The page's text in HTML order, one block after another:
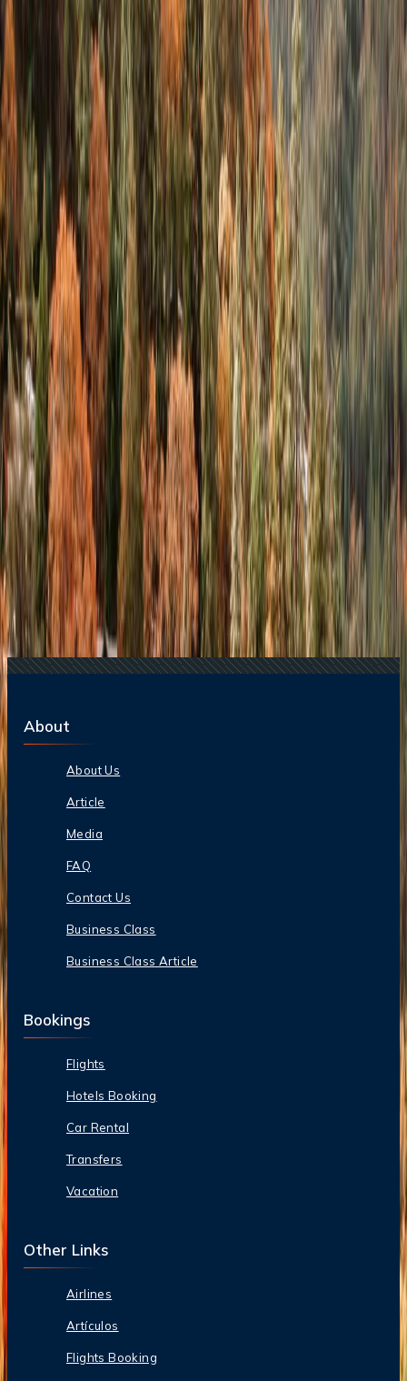
Atención al cliente 24/7
Cancelación
Experto en hoteles
Confirmación de reserva
+1-240-523-4500
Recent Blogs de viajes
22 Jun, 2026
La Copa Mundial de la FIFA: 10 Trucos Para
Cuidar tu Bolsillo
25 Jul, 2026 De Italia a Japón: 10 destinos icónicos que son
merecen la pena explorar
29 Jun, 2026
10 cosas que hacer en Londres durante
Wimbledon 2026
24 Jun, 2026
Wimbledon 2026: la guía completa para
planificar tu viaje al Grand Slam
23 Jun, 2026
10 Errores Que Encarecen Los Viajes A La
Copa Mundial De La FIFA
Blogs de viajes relacionados
25 Aug, 2025 De EE. UU. A Sudamérica: Las Mejores
Ciudades Para Visitar Con Un Presupuesto Ajustado
27 Aug, 2025 ¿Cómo Encontrar Las Mejores Ofertas De
Vuelos Desde EE. UU. A Europa?
25 May, 2026
Las Mejores Escapadas Invernales De Estados
Unidos En Todo El Mundo
10 Oct, 2025 Una Guía Completa de Kalahari Resorts &
Conventions
27 Jun, 2025
10 Pueblos Pequeños De Estados Unidos Con
Gran Impacto Cultural
About
About Us
Article
Media
FAQ
Contact Us
Business Class
Business Class Article
Bookings
Flights
Hotels Booking
Car Rental
Transfers
Vacation
Other Links
Airlines
Artículos
Flights Booking